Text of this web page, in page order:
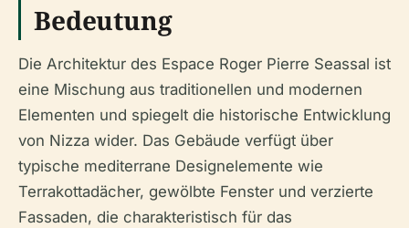
Bedeutung
Die Architektur des Espace Roger Pierre Seassal ist
eine Mischung aus traditionellen und modernen
Elementen und spiegelt die historische Entwicklung
von Nizza wider. Das Gebäude verfügt über
typische mediterrane Designelemente wie
Terrakottadächer, gewölbte Fenster und verzierte
Fassaden, die charakteristisch für das